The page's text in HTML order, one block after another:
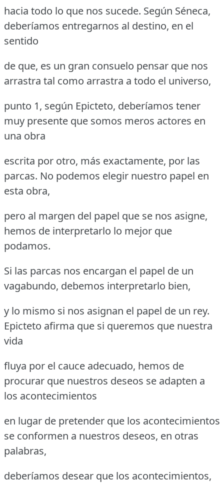
hacia todo lo que nos sucede. Según Séneca,
deberíamos entregarnos al destino, en el
sentido
de que, es un gran consuelo pensar que nos
arrastra tal como arrastra a todo el universo,
punto 1, según Epicteto, deberíamos tener
muy presente que somos meros actores en
una obra
escrita por otro, más exactamente, por las
parcas. No podemos elegir nuestro papel en
esta obra,
pero al margen del papel que se nos asigne,
hemos de interpretarlo lo mejor que
podamos.
Si las parcas nos encargan el papel de un
vagabundo, debemos interpretarlo bien,
y lo mismo si nos asignan el papel de un rey.
Epicteto afirma que si queremos que nuestra
vida
fluya por el cauce adecuado, hemos de
procurar que nuestros deseos se adapten a
los acontecimientos
en lugar de pretender que los acontecimientos
se conformen a nuestros deseos, en otras
palabras,
deberíamos desear que los acontecimientos,